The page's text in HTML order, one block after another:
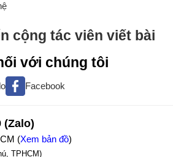
cộng tác viên viết bài
với chúng tôi
Facebook
(Zalo)
(Xem bản đồ)
TPHCM)